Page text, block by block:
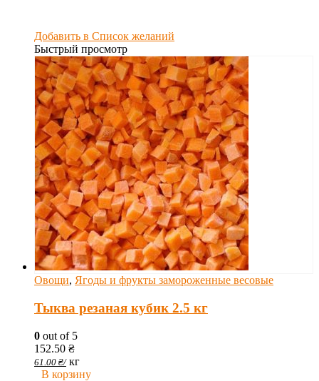
Добавить в Список желаний
Быстрый просмотр
Овощи, Ягоды и фрукты замороженные весовые
Тыква резаная кубик 2.5 кг
0 out of 5
152.50 ₴
61.00 ₴/ кг
В корзину